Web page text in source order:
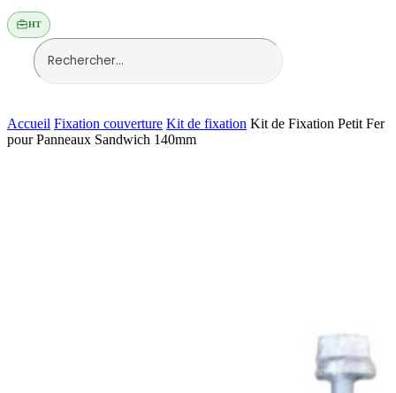
HT
Accueil Fixation couverture Kit de fixation Kit de Fixation Petit Fer
pour Panneaux Sandwich 140mm